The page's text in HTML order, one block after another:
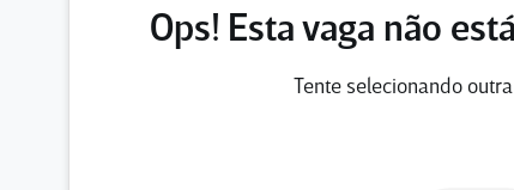
Ops! Esta vaga não
Tente selecionando